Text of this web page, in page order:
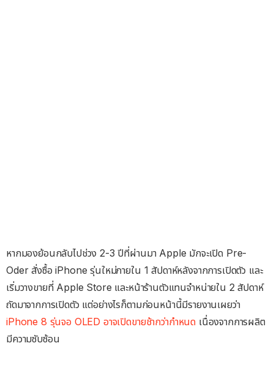
หากมองย้อนกลับไปช่วง 2-3 ปีที่ผ่านมา Apple มักจะเปิด Pre-
Oder สั่งซื้อ iPhone รุ่นใหม่ภายใน 1 สัปดาห์หลังจากการเปิดตัว และ
เริ่มวางขายที่ Apple Store และหน้าร้านตัวแทนจำหน่ายใน 2 สัปดาห์
ถัดมาจากการเปิดตัว แต่อย่างไรก็ตามก่อนหน้านี้มีรายงานเผยว่า
iPhone 8 รุ่นจอ OLED อาจเปิดขายช้ากว่ากำหนด เนื่องจากการผลิต
มีความซับซ้อน